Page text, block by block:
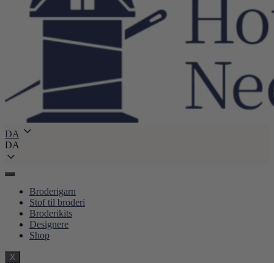
DA
DA
Broderigarn
Stof til broderi
Broderikits
Designere
Shop
X